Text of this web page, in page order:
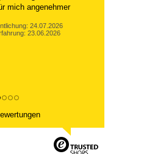
mich angenehmer
24.07.2026
23.06.2026